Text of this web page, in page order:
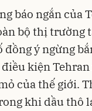
báo ngắn của
bộ thị trường
ý ngừng
kiện
của thế giới.
khi dầu thô